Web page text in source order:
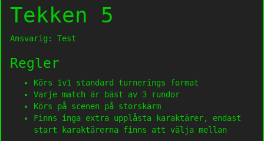
Tekken 5
Ansvarig: Test
Regler
Körs 1v1 standard turnerings format
Varje match är bäst av 3 rundor
Körs på scenen på storskärm
Finns inga extra upplåsta karaktärer, endast
start karaktärerna finns att välja mellan